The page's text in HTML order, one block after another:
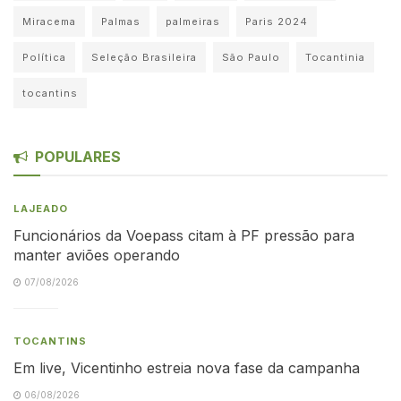
Miracema Palmas palmeiras Paris 2024
Política Seleção Brasileira São Paulo Tocantinia
tocantins
POPULARES
LAJEADO
Funcionários da Voepass citam à PF pressão para
manter aviões operando
07/08/2026
TOCANTINS
Em live, Vicentinho estreia nova fase da campanha
06/08/2026